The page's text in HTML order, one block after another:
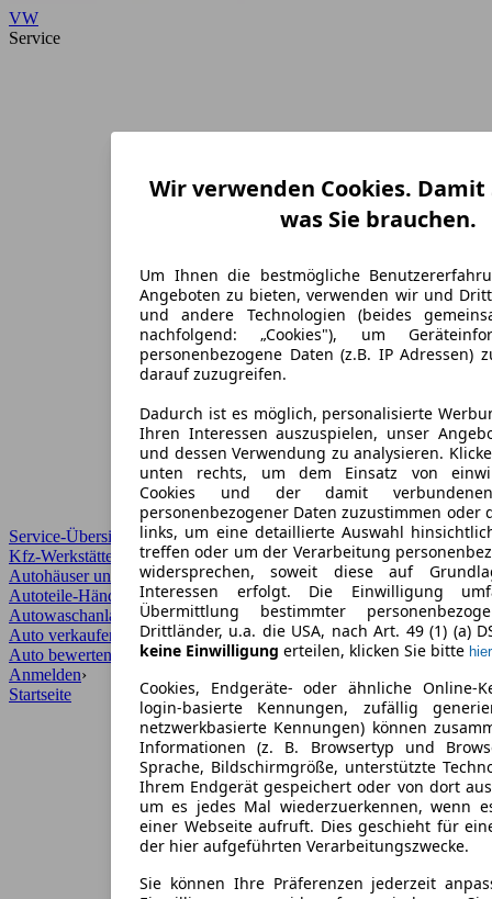
VW
Service
Service-Übersicht
Kfz-Werkstätten
Autohäuser und Händler
Autoteile-Händler
Autowaschanlagen
Auto verkaufen
Auto bewerten
Anmelden›
Wir verwenden Cookies.
was Sie brauchen.
Um Ihnen die bestmögliche
Angeboten zu bieten, verwenden wir und
und andere Technologien (beides
nachfolgend: „Cookies"), um
personenbezogene Daten (z.B. IP Adressen)
darauf zuzugreifen.
Dadurch ist es möglich, personalisierte
Ihren Interessen auszuspielen, unser
und dessen Verwendung zu analysieren.
unten rechts, um dem Einsatz von
Cookies und der damit
personenbezogener Daten zuzustimmen oder
links, um eine detaillierte Auswahl
treffen oder um der Verarbeitung
widersprechen, soweit diese auf
Interessen erfolgt. Die Einwilligung
Übermittlung bestimmter
Drittländer, u.a. die USA, nach Art. 49 (1) (a)
keine Einwilligung erteilen, klicken Sie bitte hier
Cookies, Endgeräte- oder ähnliche Online-
login-basierte Kennungen, zufällig
netzwerkbasierte Kennungen) können
Informationen (z. B. Browsertyp und
Sprache, Bildschirmgröße, unterstützte
Ihrem Endgerät gespeichert oder von dort
um es jedes Mal wiederzuerkennen, wenn
einer Webseite aufruft. Dies geschieht für
der hier aufgeführten Verarbeitungszwecke.
Sie können Ihre Präferenzen jederzeit
Startseite